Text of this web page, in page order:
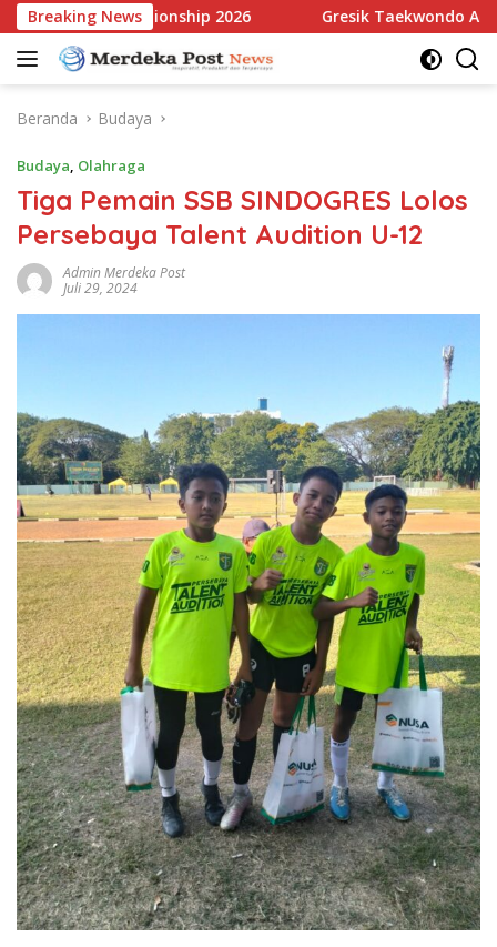
Langsung
ke
konten
Breaking News
Championship 2026 Gresik Taekwondo Academy
Beranda Budaya
Budaya, Olahraga
Tiga Pemain SSB SINDOGRES Lolos
Persebaya Talent Audition U-12
Admin Merdeka Post
Juli 29, 2024